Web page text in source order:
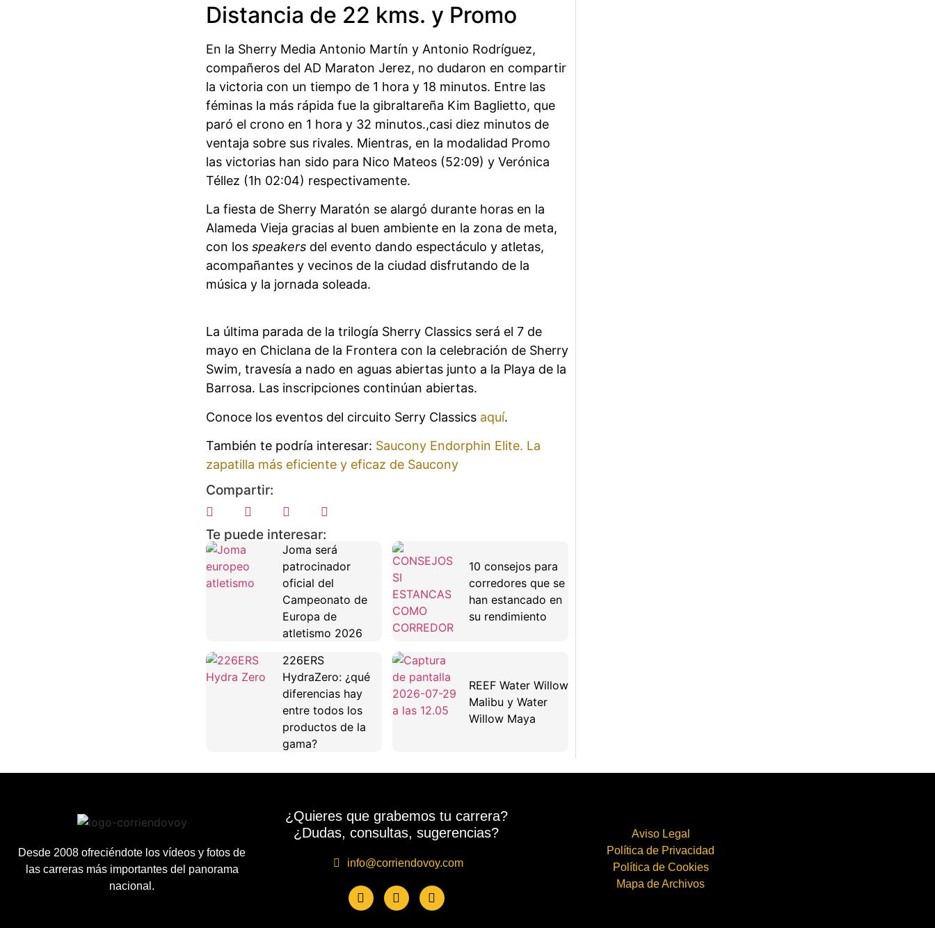
Distancia de 22 kms. y Promo
En la Sherry Media Antonio Martín y Antonio Rodríguez,
compañeros del AD Maraton Jerez, no dudaron en compartir
la victoria con un tiempo de 1 hora y 18 minutos. Entre las
féminas la más rápida fue la gibraltareña Kim Baglietto, que
paró el crono en 1 hora y 32 minutos.,casi diez minutos de
ventaja sobre sus rivales. Mientras, en la modalidad Promo
las victorias han sido para Nico Mateos (52:09) y Verónica
Téllez (1h 02:04) respectivamente.
La fiesta de Sherry Maratón se alargó durante horas en la
Alameda Vieja gracias al buen ambiente en la zona de meta,
con los speakersdel evento dando espectáculo y atletas,
acompañantes y vecinos de la ciudad disfrutando de la
música y la jornada soleada.
La última parada de la trilogía Sherry Classics será el 7 de
mayo en Chiclana de la Frontera con la celebración de Sherry
Swim, travesía a nado en aguas abiertas junto a la Playa de la
Barrosa. Las inscripciones continúan abiertas.
Conoce los eventos del circuito Serry Classics aquí.
También te podría interesar: Saucony Endorphin Elite. La
zapatilla más eficiente y eficaz de Saucony
Compartir:
Te puede interesar:
Joma será
patrocinador
oficial del
Campeonato de
Europa de
atletismo 2026
10 consejos para
corredores que se
han estancado en
su rendimiento
226ERS
HydraZero: ¿qué
diferencias hay
entre todos los
productos de la
gama?
REEF Water Willow
Malibu y Water
Willow Maya
Desde 2008 ofreciéndote los vídeos y fotos de
las carreras más importantes del panorama
nacional.
¿Quieres que grabemos tu carrera?
¿Dudas, consultas, sugerencias?
info@corriendovoy.com
Aviso Legal
Política de Privacidad
Política de Cookies
Mapa de Archivos